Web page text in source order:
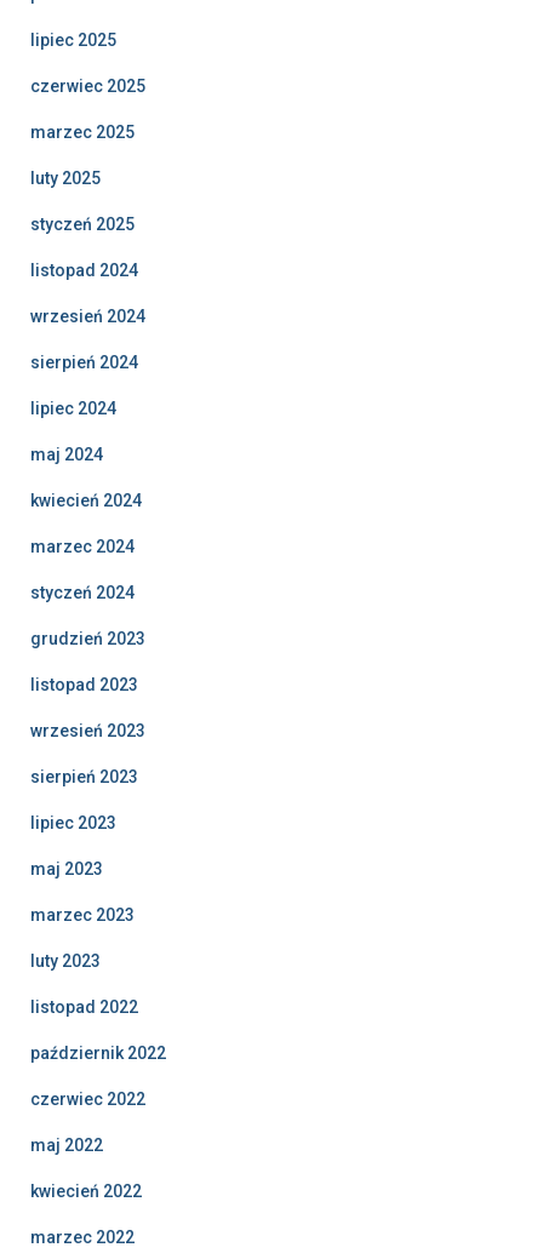
lipiec 2025
czerwiec 2025
marzec 2025
luty 2025
styczeń 2025
listopad 2024
wrzesień 2024
sierpień 2024
lipiec 2024
maj 2024
kwiecień 2024
marzec 2024
styczeń 2024
grudzień 2023
listopad 2023
wrzesień 2023
sierpień 2023
lipiec 2023
maj 2023
marzec 2023
luty 2023
listopad 2022
październik 2022
czerwiec 2022
maj 2022
kwiecień 2022
marzec 2022